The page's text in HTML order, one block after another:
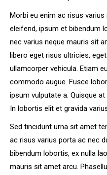
Morbi eu enim ac risus
eleifend, ipsum et bibendum
nec varius neque mauris sit
libero eget risus ultricies,
ullamcorper vehicula. Etiam
commodo augue. Fusce
ipsum vulputate a. Quisque
In lobortis elit et gravida
Sed tincidunt urna sit amet
ac risus varius porta ac nec
bibendum lobortis, ex nulla
mauris sit amet arcu.